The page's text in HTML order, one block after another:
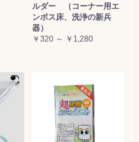
ルダー （コーナー用エ
ンボス床、洗浄の新兵
器）
￥320 ～ ￥1,280